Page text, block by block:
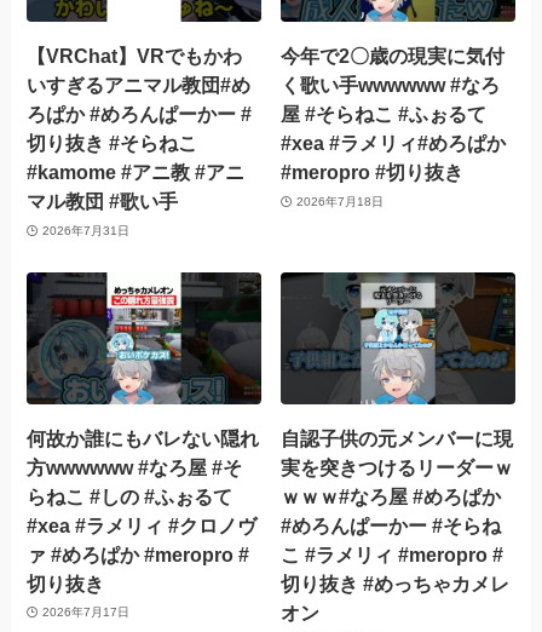
【VRChat】VRでもかわ
いすぎるアニマル教団#め
ろぱか #めろんぱーかー #
切り抜き #そらねこ
#kamome #アニ教 #アニ
マル教団 #歌い手
2026年7月31日
今年で2〇歳の現実に気付
く歌い手wwwwww #なろ
屋 #そらねこ #ふぉるて
#xea #ラメリィ#めろぱか
#meropro #切り抜き
2026年7月18日
何故か誰にもバレない隠れ
方wwwwww #なろ屋 #そ
らねこ #しの #ふぉるて
#xea #ラメリィ #クロノヴ
ァ #めろぱか #meropro #
切り抜き
2026年7月17日
自認子供の元メンバーに現
実を突きつけるリーダーｗ
ｗｗｗ#なろ屋 #めろぱか
#めろんぱーかー #そらね
こ #ラメリィ #meropro #
切り抜き #めっちゃカメレ
オン